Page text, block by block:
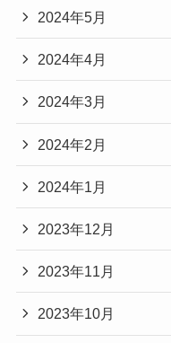
2024年5月
2024年4月
2024年3月
2024年2月
2024年1月
2023年12月
2023年11月
2023年10月